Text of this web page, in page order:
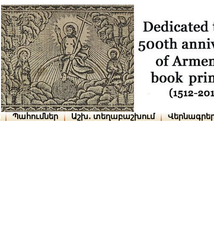
Պահումներ Աշխ․ տեղաբաշխում